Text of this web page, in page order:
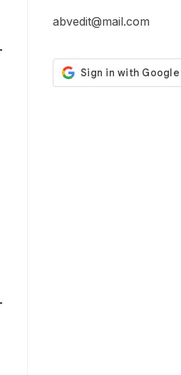
abvedit@mail.com